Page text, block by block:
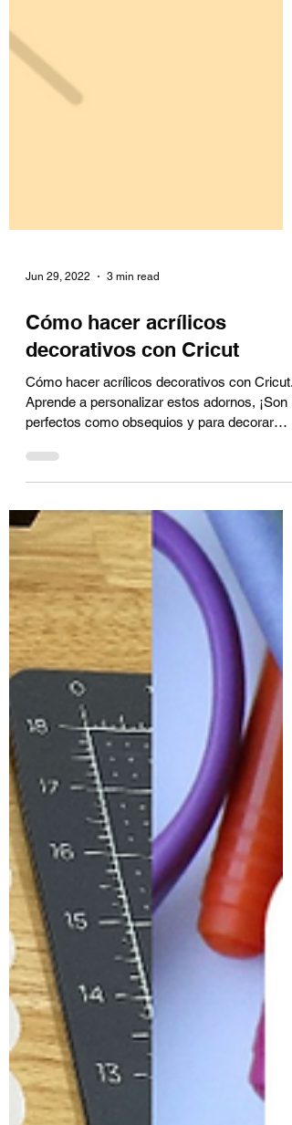
Jun 29, 2022 3 min read
Cómo hacer acrílicos
decorativos con Cricut
Cómo hacer acrílicos decorativos con Cricut.
mesas!